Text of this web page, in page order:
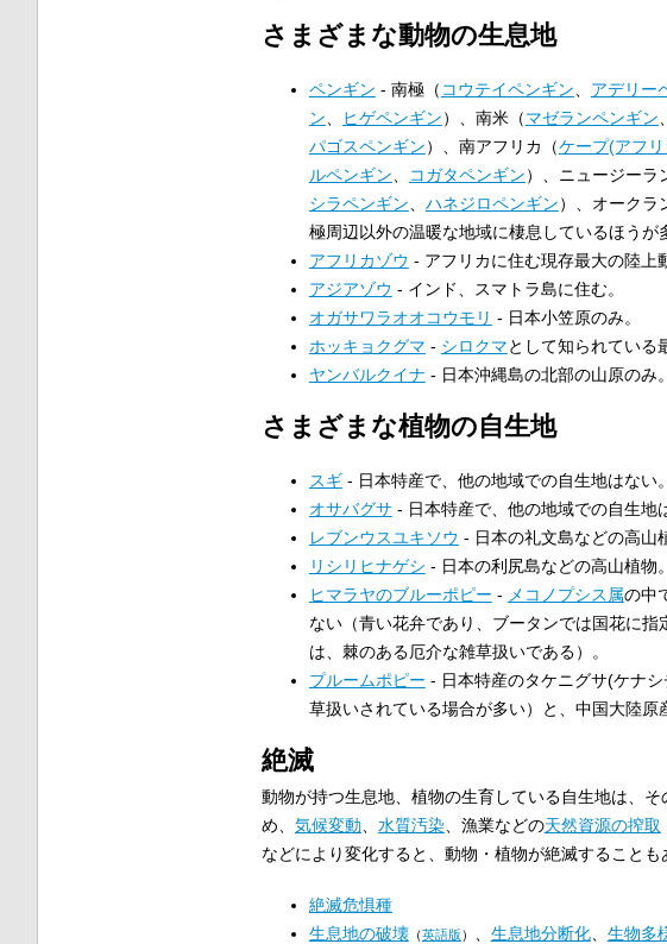
さまざまな動物の生息地
ペンギン - 南極（ コウテイペンギン アデリー
ン
ヒゲペンギン）、南米（マゼランペンギン
パゴスペンギン）、南アフリカ（ケープ(アフ
ルペンギン
コガタペンギン）、ニュージーラ
シラペンギン
ハネジロペンギン）、オークラ
極周辺以外の温暖な地域に棲息しているほうが
アフリカゾウ - アフリカに住む現存最大の陸上
アジアゾウ - インド、スマトラ島に住む。
オガサワラオオコウモリ - 日本小笠原のみ。
ホッキョクグマ - シロクマとして知られている
ヤンバルクイナ - 日本沖縄島の北部の山原のみ。
さまざまな植物の自生地
スギ- 日本特産で、他の地域での自生地はない。
オサバグサ- 日本特産で、他の地域での自生地
レブンウスユキソウ - 日本の礼文島などの高山
リシリヒナゲシ - 日本の利尻島などの高山植物。
ヒマラヤのブルーポピー - メコノプシス属の中
ない（青い花弁であり、ブータンでは国花に
は、棘のある厄介な雑草扱いである）。
プルームポピー - 日本特産のタケニグサ(ケナ
草扱いされている場合が多い）と、中国大陸原
絶滅
動物が持つ生息地、植物の生育している自生地は、
め、 気候変動 水質汚染 、漁業などの天然資源の搾取
などにより変化すると、動物・植物が絶滅することも
絶滅危惧種
生息地の破壊（英語版） 生息地分断化、 生物多